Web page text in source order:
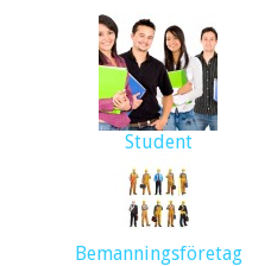
Student
Bemanningsföretag